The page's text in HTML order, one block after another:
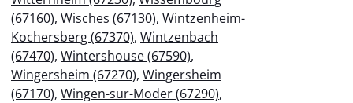
(67160), Wisches (67130), Wintzenheim-
Kochersberg (67370), Wintzenbach
(67470), Wintershouse (67590),
Wingersheim (67270), Wingersheim
(67170), Wingen-sur-Moder (67290),